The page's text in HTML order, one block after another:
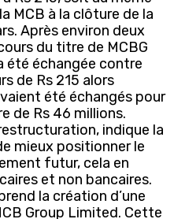
MCB à la clôture de la
Après environ deux
du titre de MCBG
été échangée contre
de Rs 215 alors
été échangés pour
de Rs 46 millions.
indique la
mieux positionner le
futur, cela en
et non bancaires.
la création d’une
Group Limited. Cette